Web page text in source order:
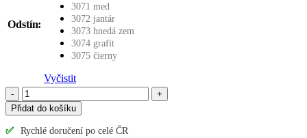
Odstín
3071 med
3072 jantár
3073 hnedá zem
3074 grafit
3075 čierny
Vyčistit
OSMO
TVRDÝ
VOSKOVÝ
OLEJ
Přidat do košíku
✅
Rychlé doručení po celé ČR